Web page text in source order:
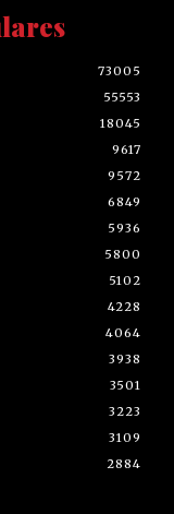
73005
55553
18045
9617
9572
6849
5936
5800
5102
4228
4064
3938
3501
3223
3109
2884